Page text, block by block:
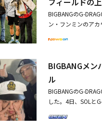
を聞くやいなや、
のファンだって。写
通話に切り替えよ
しつつ、「結婚す
て涙を流したファ
勲、キム・ジョン
GのG-DRAGON＆
招かれ話題となっ
いるキム・ジョング
me, Gwisun）」「
み、関心を集めて
が映し出され、関
りで日本の街を歩
クは鉄板の上でジュ
を解消。D-LITEは
旅行を予感させ、
BIGBANGのG-
ン・フンミンのア
ンミンの所属チー
た写真や動画には、
が収められていた
ゴ入りのジャケット
群のファッション
ある「カシャ」ポ
ハグをした。ソン・
BIGBANGメン
ル
BIGBANGのG-
した。4日、SOLと
たが、T.O.Pのアル